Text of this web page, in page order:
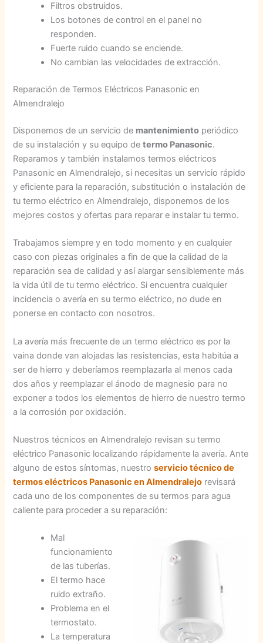
Filtros obstruidos.
Los botones de control en el panel no
responden.
Fuerte ruido cuando se enciende.
No cambian las velocidades de extracción.
Reparación de Termos Eléctricos Panasonic en
Almendralejo
Disponemos de un servicio de mantenimiento periódico
de su instalación y su equipo determo Panasonic.
Reparamos y también instalamos termos eléctricos
Panasonic en Almendralejo, si necesitas un servicio rápido
y eficiente para la reparación, substitución o instalación de
tu termo eléctrico en Almendralejo, disponemos de los
mejores costos y ofertas para reparar e instalar tu termo.
Trabajamos siempre y en todo momento y en cualquier
caso con piezas originales a fin de que la calidad de la
reparación sea de calidad y así alargar sensiblemente más
la vida útil de tu termo eléctrico. Si encuentra cualquier
incidencia o avería en su termo eléctrico, no dude en
ponerse en contacto con nosotros.
La avería más frecuente de un termo eléctrico es por la
vaina donde van alojadas las resistencias, esta habitúa a
ser de hierro y deberíamos reemplazarla al menos cada
dos años y reemplazar el ánodo de magnesio para no
exponer a todos los elementos de hierro de nuestro termo
a la corrosión por oxidación.
Nuestros técnicos en Almendralejo revisan su termo
eléctrico Panasonic localizando rápidamente la avería. Ante
alguno de estos síntomas, nuestroservicio técnico de
termos eléctricos Panasonic en Almendralejo revisará
cada uno de los componentes de su termos para agua
caliente para proceder a su reparación:
Mal
funcionamiento
de las tuberías.
El termo hace
ruido extraño.
Problema en el
termostato.
La temperatura